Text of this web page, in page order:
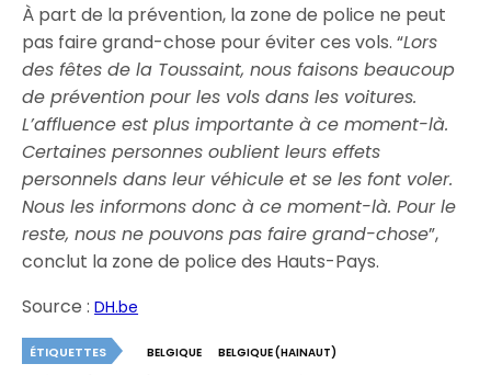
À part de la prévention, la zone de police ne peut
pas faire grand-chose pour éviter ces vols. “Lors
des fêtes de la Toussaint, nous faisons beaucoup
de prévention pour les vols dans les voitures.
L’affluence est plus importante à ce moment-là.
Certaines personnes oublient leurs effets
personnels dans leur véhicule et se les font voler.
Nous les informons donc à ce moment-là. Pour le
reste, nous ne pouvons pas faire grand-chose”,
conclut la zone de police des Hauts-Pays.
Source :DH.be
ÉTIQUETTES BELGIQUE
BELGIQUE (HAINAUT)